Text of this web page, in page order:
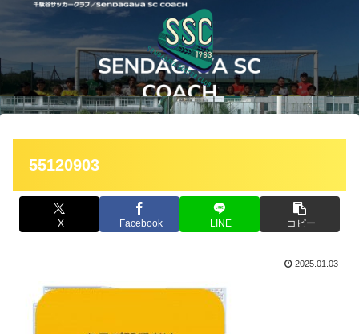
55120903
X Facebook LINE コピー
2025.01.03